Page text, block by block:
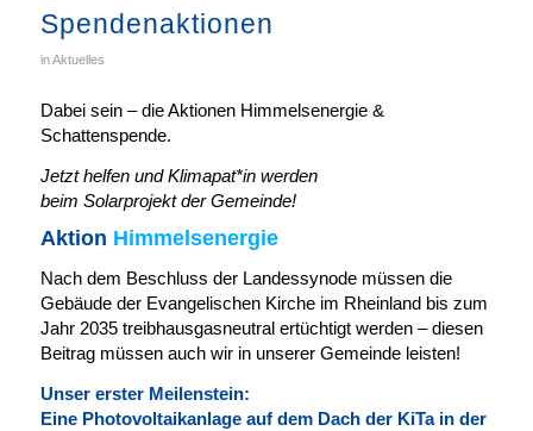
Spendenaktionen
inAktuelles
Dabei sein – die Aktionen Himmelsenergie &
Schattenspende.
Jetzt helfen und Klimapat*in werden
beim Solarprojekt der Gemeinde!
Aktion Himmelsenergie
Nach dem Beschluss der Landessynode müssen die
Gebäude der Evangelischen Kirche im Rheinland bis zum
Jahr 2035 treibhausgasneutral ertüchtigt werden – diesen
Beitrag müssen auch wir in unserer Gemeinde leisten!
Unser erster Meilenstein:
Eine Photovoltaikanlage auf dem Dach der KiTa in der